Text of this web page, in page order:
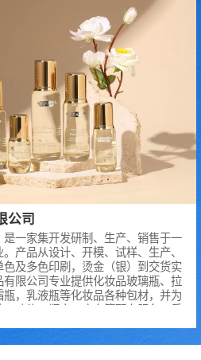
公司
一家集开发研制、生产、销售于一
产品从设计、开模、试样、生产、
及多色印刷，烫金（银）到交货实
有限公司专业提供化妆品玻璃瓶、拉
瓶，乳液瓶等化妆品各种包材，并为
喷头、瓶肩、底套等配套服务。乐
品畅销全国，并出口马来西亚等